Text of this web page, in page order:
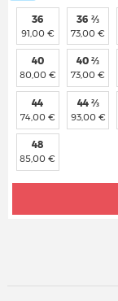
36
91,00 €
36 ⅔
73,00 €
40
80,00 €
40 ⅔
73,00 €
44
74,00 €
44 ⅔
93,00 €
48
85,00 €